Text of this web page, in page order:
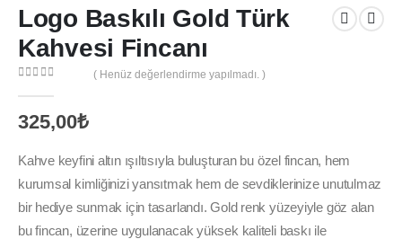
Logo Baskılı Gold Türk
Kahvesi Fincanı
( Henüz değerlendirme yapılmadı. )
325,00₺
Kahve keyfini altın ışıltısıyla buluşturan bu özel fincan, hem
kurumsal kimliğinizi yansıtmak hem de sevdiklerinize unutulmaz
bir hediye sunmak için tasarlandı. Gold renk yüzeyiyle göz alan
bu fincan, üzerine uygulanacak yüksek kaliteli baskı ile